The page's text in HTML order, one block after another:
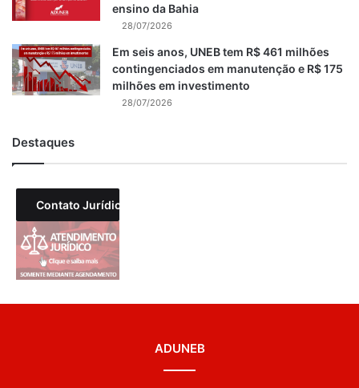
ensino da Bahia
28/07/2026
Em seis anos, UNEB tem R$ 461 milhões
contingenciados em manutenção e R$ 175
milhões em investimento
28/07/2026
Destaques
Contato Jurídico
ADUNEB